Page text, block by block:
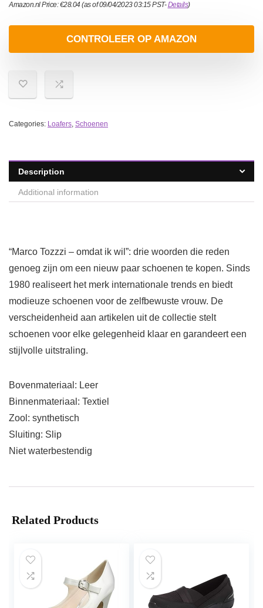
Amazon.nl Price:€28.04(as of 09/04/2023 03:15 PST-Details)
CONTROLEER OP AMAZON
Categories: Loafers, Schoenen
Description
Additional information
“Marco Tozzzi – omdat ik wil”: drie woorden die reden
genoeg zijn om een nieuw paar schoenen te kopen. Sinds
1980 realiseert het merk internationale trends en biedt
modieuze schoenen voor de zelfbewuste vrouw. De
verscheidenheid aan artikelen uit de collectie stelt
schoenen voor elke gelegenheid klaar en garandeert een
stijlvolle uitstraling.
Bovenmateriaal: Leer
Binnenmateriaal: Textiel
Zool: synthetisch
Sluiting: Slip
Niet waterbestendig
Related Products